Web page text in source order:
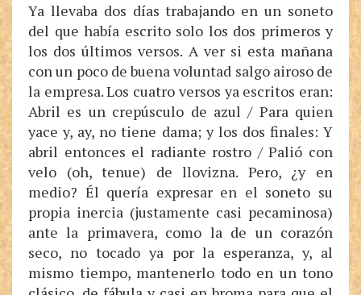
Ya llevaba dos días trabajando en un soneto
del que había escrito solo los dos primeros y
los dos últimos versos. A ver si esta mañana
con un poco de buena voluntad salgo airoso de
la empresa. Los cuatro versos ya escritos eran:
Abril es un crepúsculo de azul / Para quien
yace y, ay, no tiene dama; y los dos finales: Y
abril entonces el radiante rostro / Palió con
velo (oh, tenue) de llovizna. Pero, ¿y en
medio? Él quería expresar en el soneto su
propia inercia (justamente casi pecaminosa)
ante la primavera, como la de un corazón
seco, no tocado ya por la esperanza, y, al
mismo tiempo, mantenerlo todo en un tono